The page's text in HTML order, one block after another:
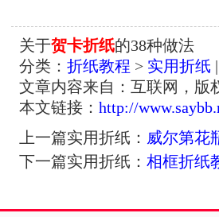
关于贺卡折纸的38种做法
分类： 折纸教程 > 实用折纸
文章内容来自：互联网，版
本文链接： http://
上一篇实用折纸： 威尔第花
下一篇实用折纸： 相框折纸